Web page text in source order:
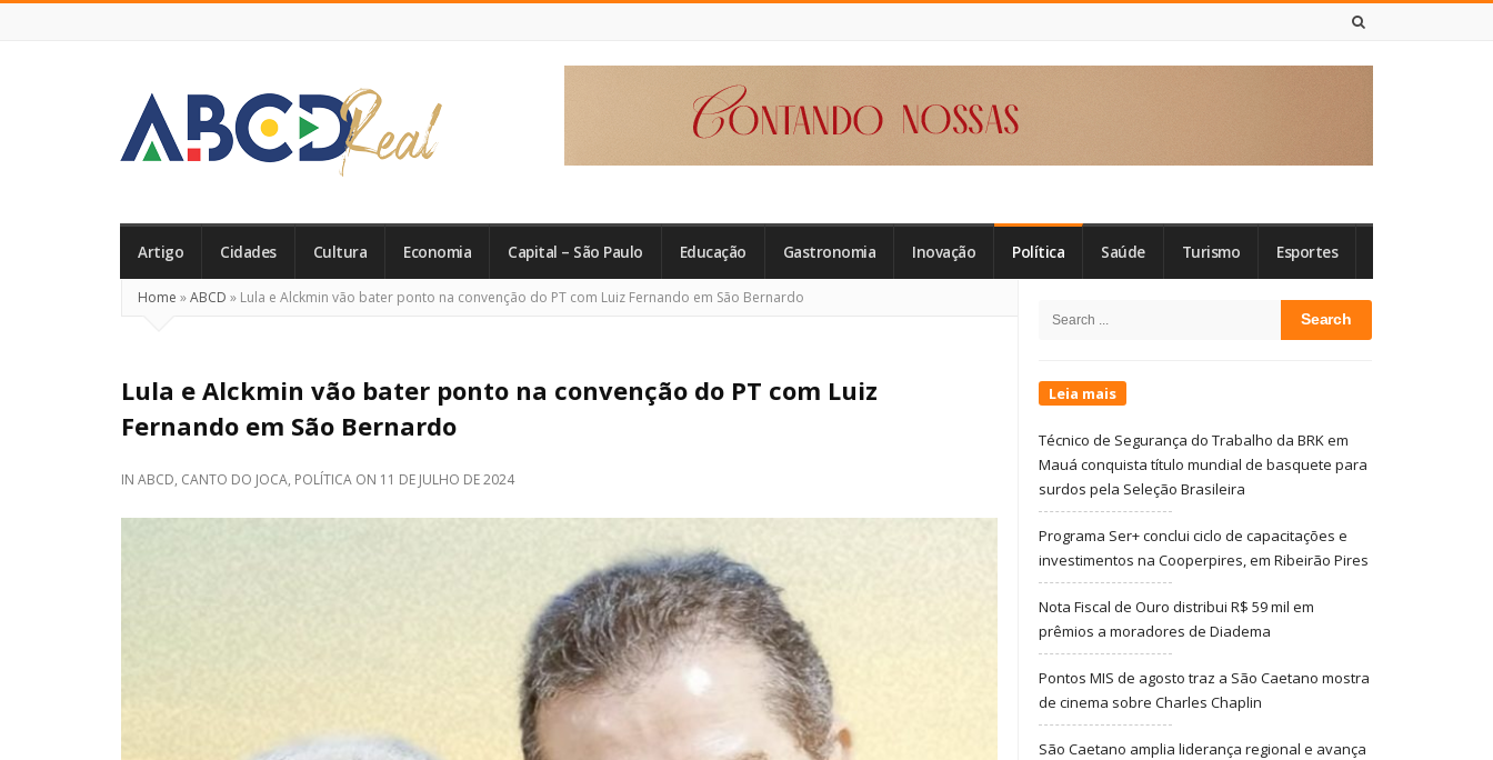
Real
Artigo Cidades Cultura Economia Capital – São Paulo Educação Gastronomia Inovação Política Saúde Turismo Esportes
Home »ABCD » Lula e Alckmin vão bater ponto na convenção do PT com Luiz Fernando em São Bernardo
Lula e Alckmin vão bater ponto na convenção do PT com Luiz
Fernando em São Bernardo
IN ABCD, CANTO DO JOCA, POLÍTICA ON 11 DE JULHO DE 2024
Sidebar
Search
Leia mais
Técnico de Segurança do Trabalho da BRK em
Mauá conquista título mundial de basquete para
surdos pela Seleção Brasileira
Programa Ser+ conclui ciclo de capacitações e
investimentos na Cooperpires, em Ribeirão Pires
Nota Fiscal de Ouro distribui R$ 59 mil em
prêmios a moradores de Diadema
Pontos MIS de agosto traz a São Caetano mostra
de cinema sobre Charles Chaplin
São Caetano amplia liderança regional e avança